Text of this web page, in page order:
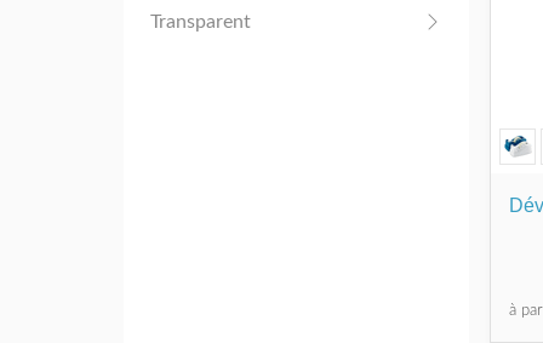
Transparent
à